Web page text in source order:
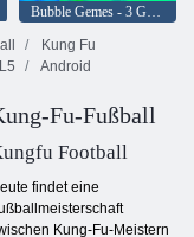
Bubble Gemes - 3 Gewinnt
Kung Fu
Android
Fu-Fußball
Football
findet eine
Kung-Fu-Meistern